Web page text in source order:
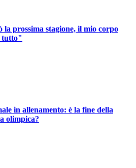
prossima stagione, il mio corpo
tutto"
in allenamento: è la fine della
olimpica?